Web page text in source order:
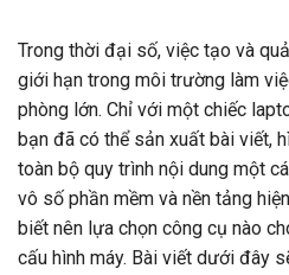
Trong thời đại số, việc tạo và
giới hạn trong môi trường làm
phòng lớn. Chỉ với một chiếc
bạn đã có thể sản xuất bài viết,
toàn bộ quy trình nội dung một
vô số phần mềm và nền tảng
biết nên lựa chọn công cụ nào
cấu hình máy. Bài viết dưới đây